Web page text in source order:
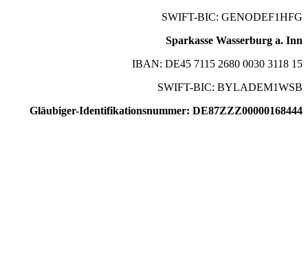
SWIFT-BIC: GENODEF1HFG
Sparkasse Wasserburg a. Inn
IBAN: DE45 7115 2680 0030 3118 15
SWIFT-BIC: BYLADEM1WSB
Gläubiger-Identifikationsnummer: DE87ZZZ00000168444